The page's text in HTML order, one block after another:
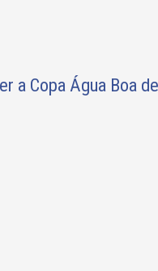
a Copa Água Boa